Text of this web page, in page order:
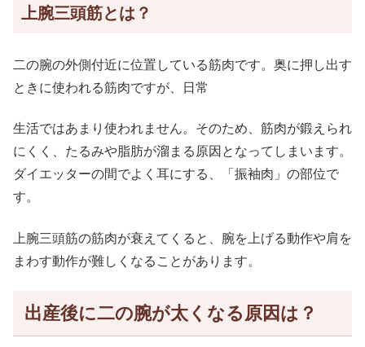
上腕三頭筋とは？
二の腕の外側付近に位置している筋肉です。奥に押し出す
ときに使われる筋肉ですが、日常
生活ではあまり使われません。そのため、筋肉が鍛えられ
にくく、たるみや脂肪が溜まる原因となってしまいます。
ダイエッターの間でよく耳にする、「振袖肉」の部位で
す。
上腕三頭筋の筋肉が衰えてくると、腕を上げる動作や肩を
まわす動作が難しくなることがあります。
出産後に二の腕が太くなる原因は？